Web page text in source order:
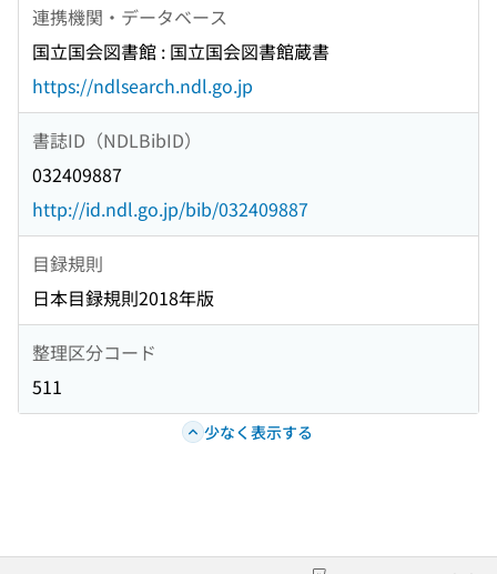
連携機関・データベース
国立国会図書館 : 国立国会図書館蔵書
https://ndlsearch.ndl.go.jp
書誌ID（NDLBibID）
032409887
http://id.ndl.go.jp/bib/032409887
目録規則
日本目録規則2018年版
整理区分コード
511
少なく表示する